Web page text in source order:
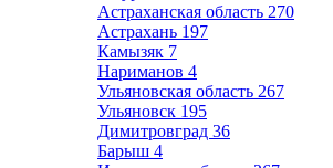
Астраханская область 270
Астрахань 197
Камызяк 7
Нариманов 4
Ульяновская область 267
Ульяновск 195
Димитровград 36
Барыш 4